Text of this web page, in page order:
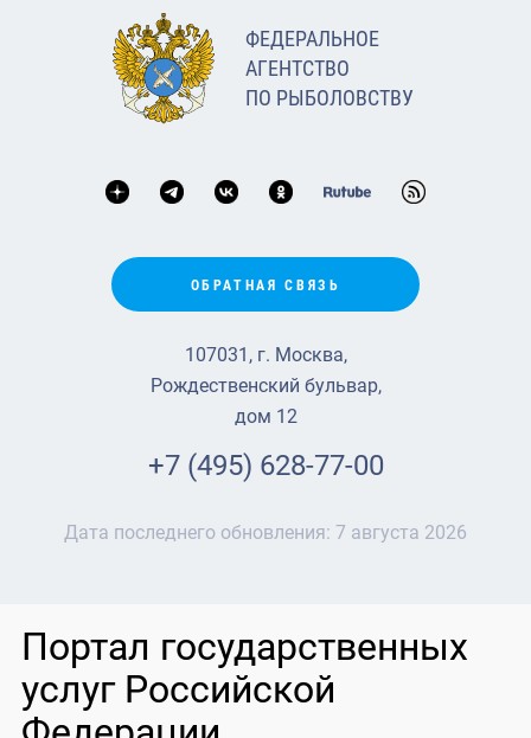
ФЕДЕРАЛЬНОЕ
АГЕНТСТВО
ПО РЫБОЛОВСТВУ
ОБРАТНАЯ СВЯЗЬ
107031, г. Москва,
Рождественский бульвар,
дом 12
+7 (495) 628-77-00
Дата последнего обновления: 7 августа 2026
Портал государственных
услуг Российской